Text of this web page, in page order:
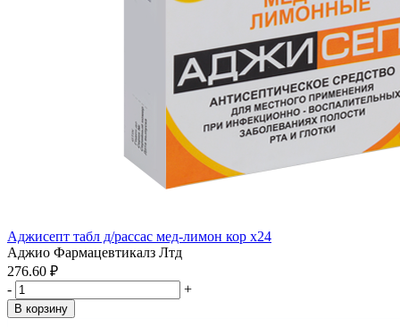
Аджисепт табл д/рассас мед-лимон кор x24
Аджио Фармацевтикалз Лтд
276.60 ₽
-
+
В корзину